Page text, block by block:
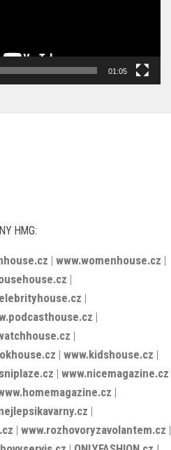
01:05
HMG:
| www.womenhouse.cz |
|
|
|
|
| www.kidshouse.cz |
| www.nicemagazine.cz
|
|
| www.rozhovoryzavolantem.cz |